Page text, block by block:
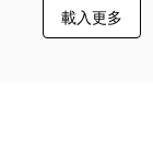
載入更多